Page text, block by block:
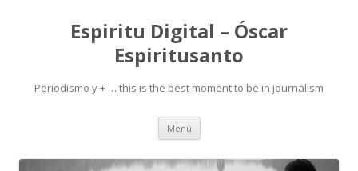
Espiritu Digital – Óscar
Espiritusanto
Periodismo y + … this is the best moment to be in journalism
Menú Ir
contenido